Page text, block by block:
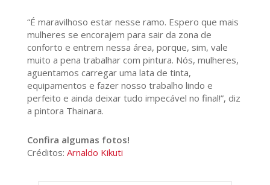
“É maravilhoso estar nesse ramo. Espero que mais
mulheres se encorajem para sair da zona de
conforto e entrem nessa área, porque, sim, vale
muito a pena trabalhar com pintura. Nós, mulheres,
aguentamos carregar uma lata de tinta,
equipamentos e fazer nosso trabalho lindo e
perfeito e ainda deixar tudo impecável no final!”, diz
a pintora Thainara.
Confira algumas fotos!
Créditos: Arnaldo Kikuti